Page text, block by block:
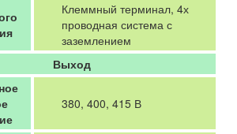
Клеммный терминал, 4х
проводная система с
заземлением
Выход
380, 400, 415 В